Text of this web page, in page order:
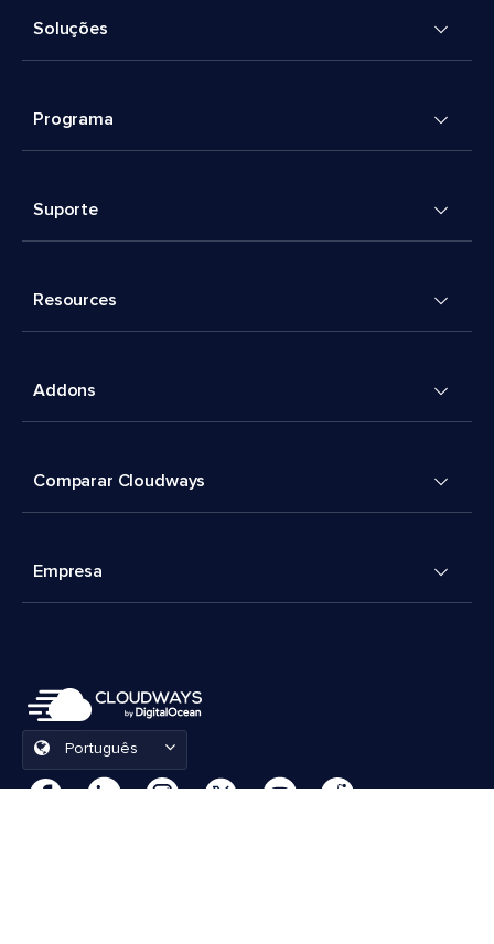
Soluções
Programa
Suporte
Resources
Addons
Comparar Cloudways
Empresa
Português